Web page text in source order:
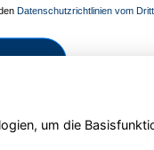
Datenschutzrichtlinien vom
um die